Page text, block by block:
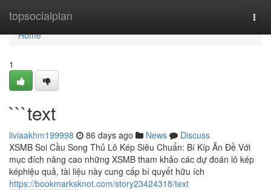
topsocialplan
Home
Home
1
```text
liviaakhm199998 86 days ago News
Discuss
XSMB Soi Cầu Song Thủ Lô Kép Siêu Chuẩn: Bí Kíp Ăn Đề Với
mục đích nâng cao những XSMB tham khảo các dự đoán lô kép
képhiệu quả, tài liệu này cung cấp bí quyết hữu ích
https://bookmarksknot.com/story23424318/text